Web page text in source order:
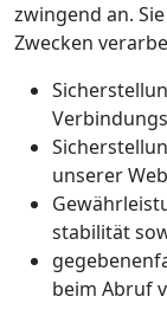
zwingend an.
Zwecken
unserer
stabilität
beim Abruf